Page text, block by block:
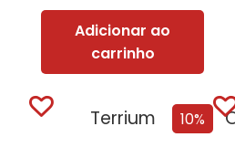
Adicionar ao
carrinho
10%
Terrium